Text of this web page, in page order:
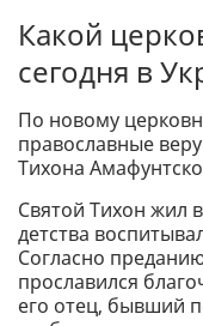
Какой
сегодня в
По новому
православные
Тихона
Святой Тихон жил
детства
Согласно
прославился
его отец, бывший